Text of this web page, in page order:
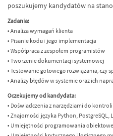
poszukujemy kandydatów na
Zadania:
• Analiza wymagań klienta
• Pisanie kodu i jego implementacja
• Współpraca z zespołem programistów
• Tworzenie dokumentacji systemowej
• Testowanie gotowego rozwiązania, czy
• Analizy błędów w systemie oraz ich
Oczekujemy od kandydata:
• Doświadczenia z narzędziami do
• Znajomości języka Python, PostgreSQL,
• Umiejętności programowania